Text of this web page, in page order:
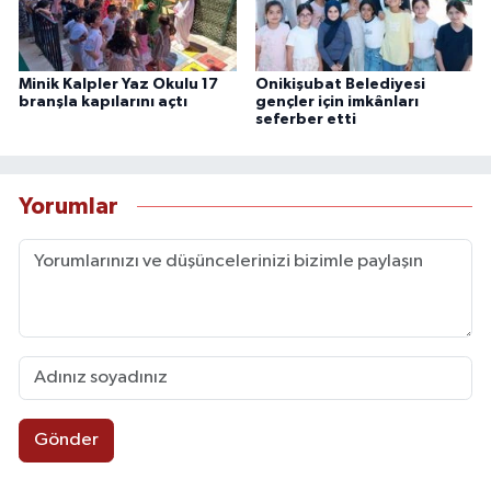
Minik Kalpler Yaz Okulu 17
branşla kapılarını açtı
Onikişubat Belediyesi
gençler için imkânları
seferber etti
Yorumlar
Gönder